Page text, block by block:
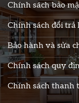
Chính sách bảo
Chính sách đổi trả
Bảo hành và sửa
Chính sách quy
Chính sách thanh